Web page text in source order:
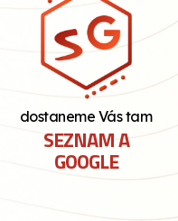
SEZNAM A
GOOGLE
dostaneme Vás tam